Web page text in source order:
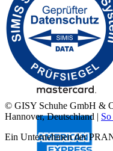
© GISY Schuhe GmbH &
Hannover, Deutschland |
Ein Unternehmen der